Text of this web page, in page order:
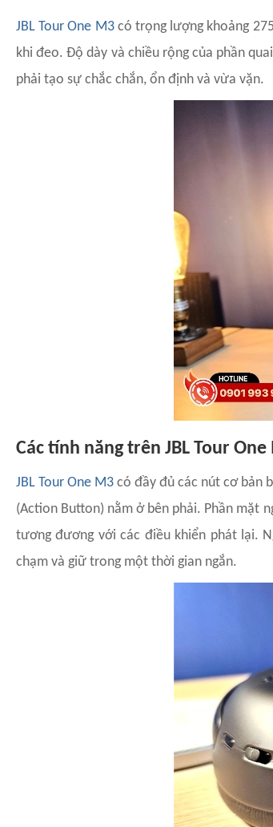
JBL Tour One M3có trọng lượng khoảng
khi đeo. Độ dày và chiều rộng của phần
phải tạo sự chắc chắn, ổn định và vừa vặn.
Các tính năng trên JBL Tour One
JBL Tour One M3 có đầy đủ các nút cơ bản
(Action Button) nằm ở bên phải. Phần mặt
tương đương với các điều khiển phát lại.
chạm và giữ trong một thời gian ngắn.